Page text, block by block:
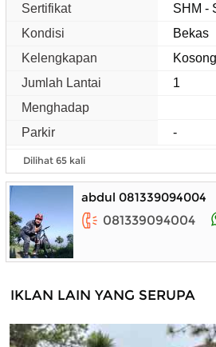
Sertifikat
SHM -
Kondisi
Bekas
Kelengkapan
Jumlah Lantai
1
Menghadap
Parkir
-
Dilihat 65 kali
abdul 081339094004
081339094004
IKLAN LAIN YANG SERUPA